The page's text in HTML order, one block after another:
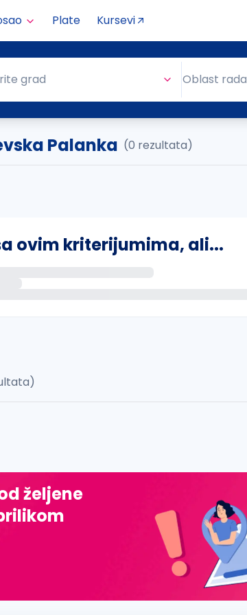
Plate Kursevi
grad Oblast rada
Palanka (0 rezultata)
ovim kriterijumima, ali...
đ, ž, dž)
željene